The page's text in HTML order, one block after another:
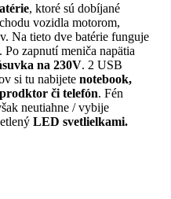
, ktoré sú dobíjané
vozidla motorom,
Na tieto dve batérie funguje
zapnutí meniča napätia
na 230V. 2 USB
si tu nabijete notebook,
či telefón. Fén
neutiahne / vybije
LED svetlielkami.